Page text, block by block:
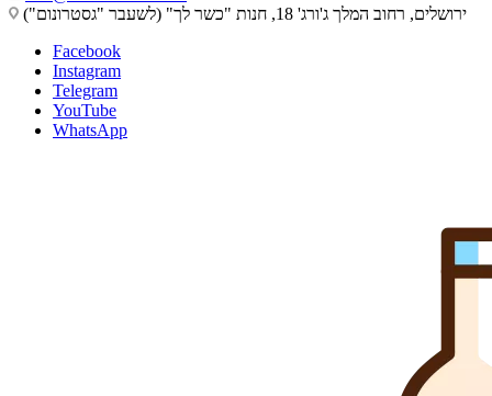
ירושלים, רחוב המלך ג'ורג' 18, חנות "כשר לך" (לשעבר "גסטרונום")
Facebook
Instagram
Telegram
YouTube
WhatsApp